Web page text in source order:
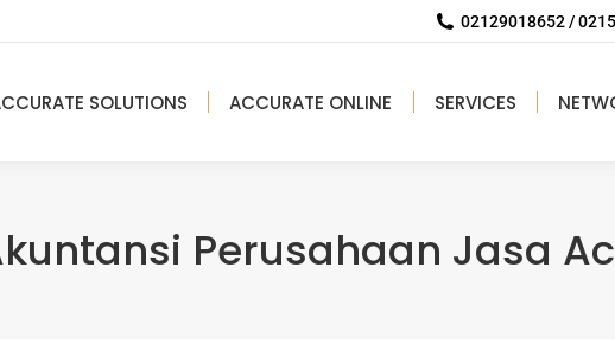
02129018652 /
SOLUTIONS ACCURATE ONLINE SERVICES
Perusahaan Jasa